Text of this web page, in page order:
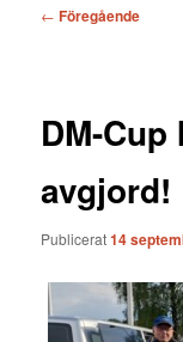
Inläggsnavigering
← Föregående
DM-
avgjord!
Publicerat14